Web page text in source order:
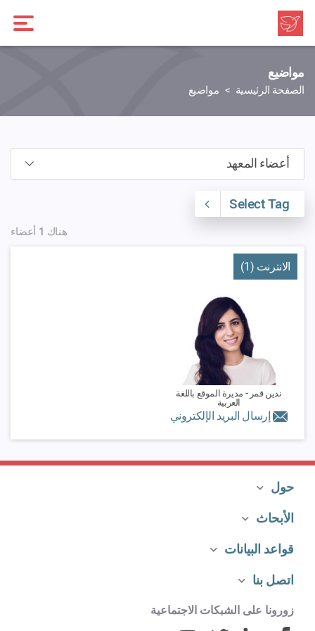
مواضيع
الصفحة الرئيسية مواضيع
Select Tag
هناك 1 أعضاء
الانترنت (1)
ندين قمر - مديرة الموقع باللغة
العربية
إرسال البريد الإلكتروني
حول
الأبحاث
قواعد البيانات
اتصل بنا
زورونا على الشبكات الاجتماعية